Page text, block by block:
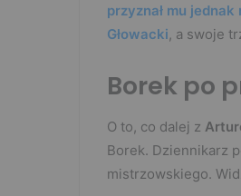
przyznał mu jednak
Głowacki, a swoje
Borek po
O to, co dalej z
Borek. Dziennikarz
mistrzowskiego.